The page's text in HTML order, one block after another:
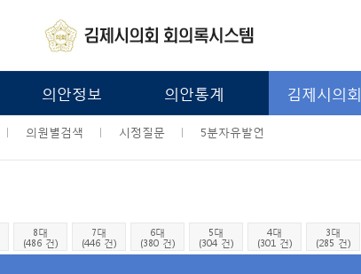
의원별검색 시정질문 5분자유발언
의안정보 의안통계 김제시의회
8대
(486 건)
7대
(446 건)
6대
(380 건)
5대
(304 건)
4대
(301 건)
3대
(285 건)